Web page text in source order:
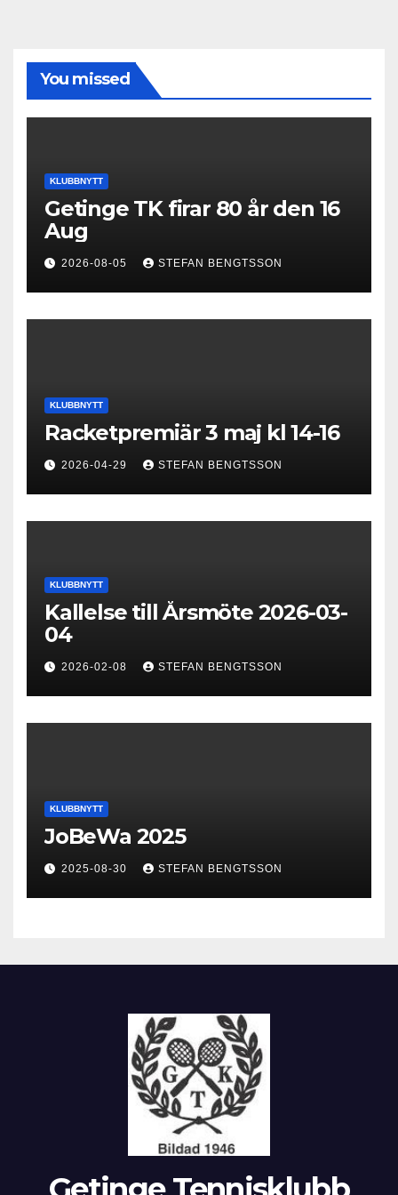
You missed
KLUBBNYTT
Getinge TK firar 80 år den 16
Aug
2026-08-05 STEFAN BENGTSSON
KLUBBNYTT
Racketpremiär 3 maj kl 14-16
2026-04-29 STEFAN BENGTSSON
KLUBBNYTT
Kallelse till Årsmöte 2026-03-
04
2026-02-08 STEFAN BENGTSSON
KLUBBNYTT
JoBeWa 2025
2025-08-30 STEFAN BENGTSSON